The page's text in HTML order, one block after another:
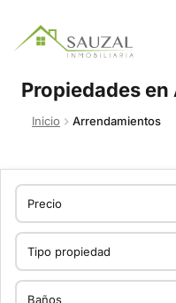
Propiedades
Inicio Arrendamientos